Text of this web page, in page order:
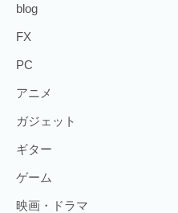
blog
FX
PC
アニメ
ガジェット
ギター
ゲーム
映画・ドラマ